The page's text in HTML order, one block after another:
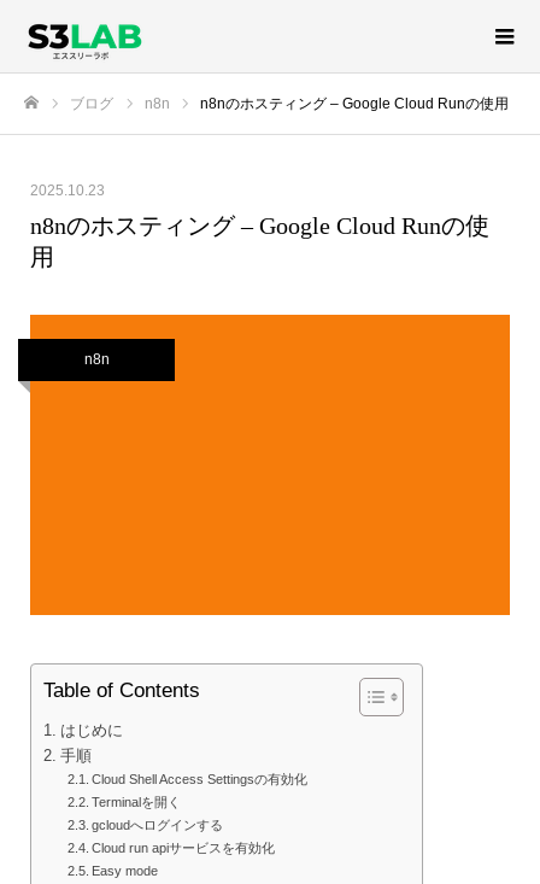
ブログ n8n n8nのホスティング – Google Cloud Runの使用
2025.10.23
n8nのホスティング – Google Cloud Runの使
用
n8n
Table of Contents
はじめに
手順
Cloud Shell Access Settingsの有効化
Terminalを開く
gcloudへログインする
Cloud run apiサービスを有効化
Easy mode